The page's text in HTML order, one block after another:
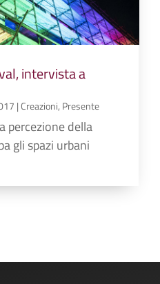
intervista a
|Creazioni, Presente
percezione della
gli spazi urbani